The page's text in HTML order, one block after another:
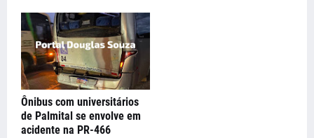
Ônibus com universitários
de Palmital se envolve em
acidente na PR-466